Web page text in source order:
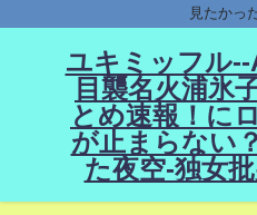
見たかっ
ユキミッフル
目襲名火浦氷
とめ速報！に
が止まらない
た夜空-独女